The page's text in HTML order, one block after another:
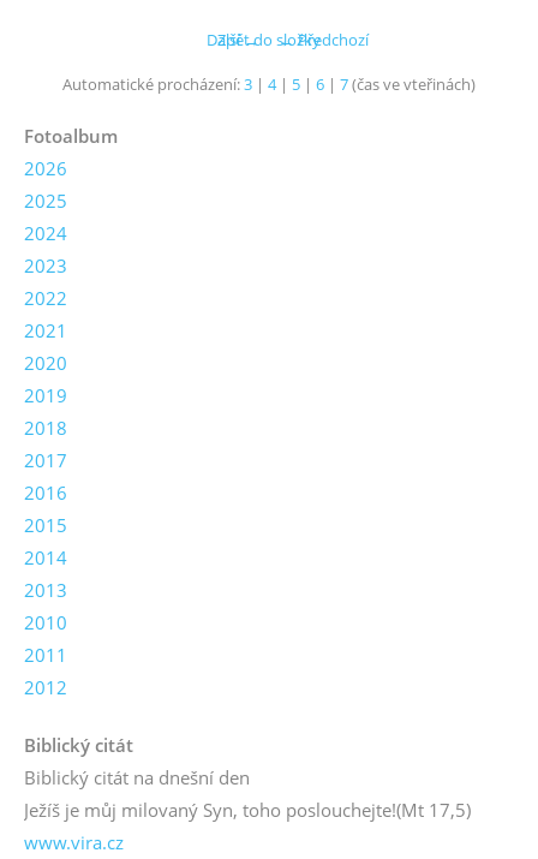
← Předchozí
Další →
Zpět do složky
Automatické procházení:3 | 4| 5 | 6 | 7(čas ve vteřinách)
Fotoalbum
2026
2025
2024
2023
2022
2021
2020
2019
2018
2017
2016
2015
2014
2013
2010
2011
2012
Biblický citát
Biblický citát na dnešní den
Ježíš je můj milovaný Syn, toho poslouchejte!(Mt 17,5)
www.vira.cz